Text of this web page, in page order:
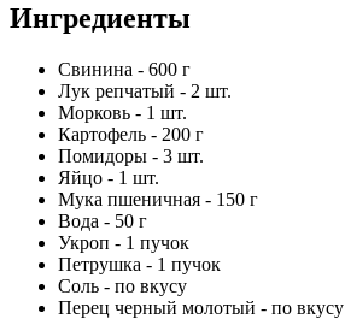
Ингредиенты
Свинина - 600 г
Лук репчатый - 2 шт.
Морковь - 1 шт.
Картофель - 200 г
Помидоры - 3 шт.
Яйцо - 1 шт.
Мука пшеничная - 150 г
Вода - 50 г
Укроп - 1 пучок
Петрушка - 1 пучок
Соль - по вкусу
Перец черный молотый - по вкусу